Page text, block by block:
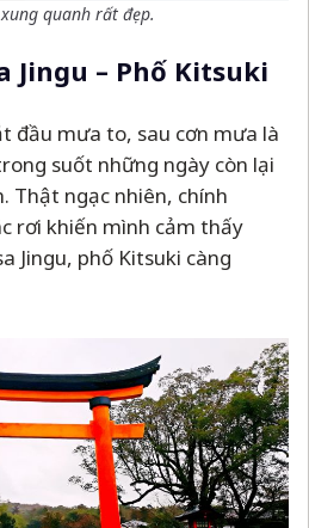
quanh rất đẹp.
Jingu – Phố Kitsuki
đầu mưa to, sau cơn mưa là
suốt những ngày còn lại
Thật ngạc nhiên, chính
rơi khiến mình cảm thấy
Jingu, phố Kitsuki càng